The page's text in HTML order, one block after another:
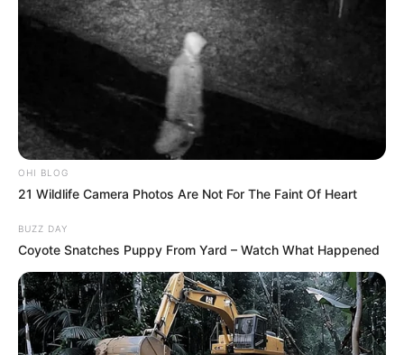
by Szerző • May 3, 2026
OHI BLOG
21 Wildlife Camera Photos Are Not For The Faint Of Heart
BUZZ DAY
Coyote Snatches Puppy From Yard – Watch What Happened